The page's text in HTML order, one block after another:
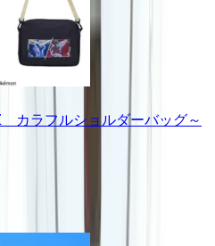
ラフルショルダーバッグ～